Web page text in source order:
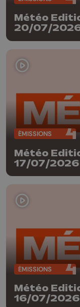
Météo
20/07/
ÉMISSIONS
Météo
17/07/2026
ÉMISSIONS
Météo
16/07/2026